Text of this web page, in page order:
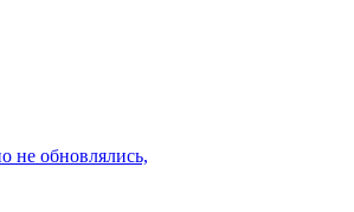
не обновлялись,